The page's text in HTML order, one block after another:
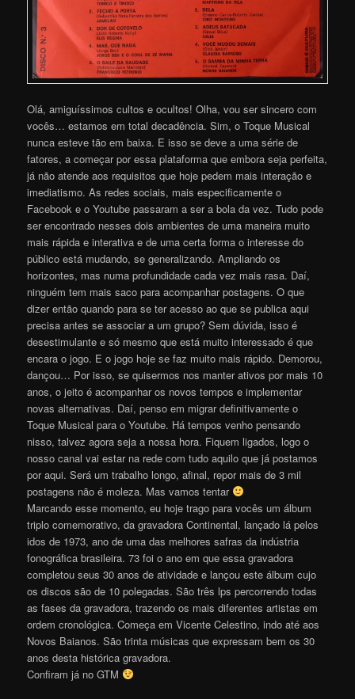
Olá, amiguíssimos cultos e ocultos! Olha, vou ser sincero com
vocês… estamos em total decadência. Sim, o Toque Musical
nunca esteve tão em baixa. E isso se deve a uma série de
fatores, a começar por essa plataforma que embora seja perfeita,
já não atende aos requisitos que hoje pedem mais interação e
imediatismo. As redes sociais, mais especificamente o
Facebook e o Youtube passaram a ser a bola da vez. Tudo pode
ser encontrado nesses dois ambientes de uma maneira muito
mais rápida e interativa e de uma certa forma o interesse do
público está mudando, se generalizando. Ampliando os
horizontes, mas numa profundidade cada vez mais rasa. Daí,
ninguém tem mais saco para acompanhar postagens. O que
dizer então quando para se ter acesso ao que se publica aqui
precisa antes se associar a um grupo? Sem dúvida, isso é
desestimulante e só mesmo que está muito interessado é que
encara o jogo. E o jogo hoje se faz muito mais rápido. Demorou,
dançou… Por isso, se quisermos nos manter ativos por mais 10
anos, o jeito é acompanhar os novos tempos e implementar
novas alternativas. Daí, penso em migrar definitivamente o
Toque Musical para o Youtube. Há tempos venho pensando
nisso, talvez agora seja a nossa hora. Fiquem ligados, logo o
nosso canal vai estar na rede com tudo aquilo que já postamos
por aqui. Será um trabalho longo, afinal, repor mais de 3 mil
postagens não é moleza. Mas vamos tentar
Marcando esse momento, eu hoje trago para vocês um álbum
triplo comemorativo, da gravadora Continental, lançado lá pelos
idos de 1973, ano de uma das melhores safras da indústria
fonográfica brasileira. 73 foi o ano em que essa gravadora
completou seus 30 anos de atividade e lançou este álbum cujo
os discos são de 10 polegadas. São três lps percorrendo todas
as fases da gravadora, trazendo os mais diferentes artistas em
ordem cronológica. Começa em Vicente Celestino, indo até aos
Novos Baianos. São trinta músicas que expressam bem os 30
anos desta histórica gravadora.
Confiram já no GTM